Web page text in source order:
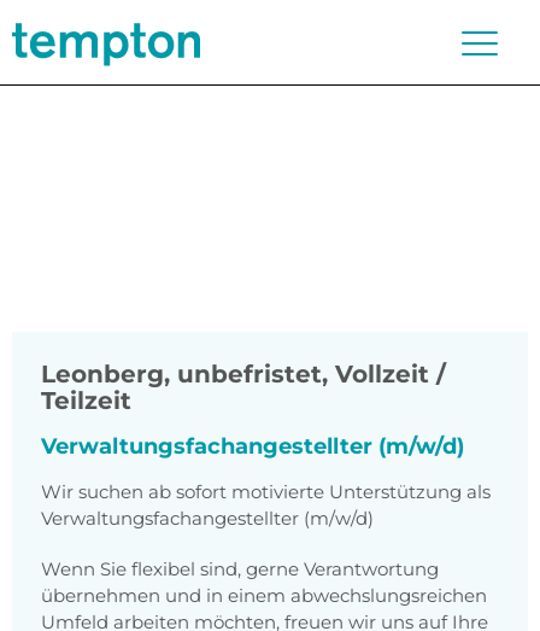
Leonberg, unbefristet, Vollzeit /
Teilzeit
Verwaltungsfachangestellter (m/w/d)
Wir suchen ab sofort motivierte Unterstützung als
Verwaltungsfachangestellter (m/w/d)
Wenn Sie flexibel sind, gerne Verantwortung
übernehmen und in einem abwechslungsreichen
Umfeld arbeiten möchten, freuen wir uns auf Ihre